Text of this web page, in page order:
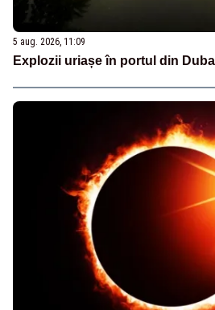
5 aug. 2026, 11:09
Explozii uriașe în portul din